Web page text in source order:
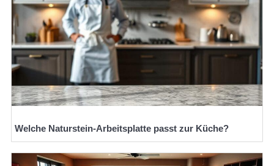
Welche Naturstein-Arbeitsplatte passt zur Küche?